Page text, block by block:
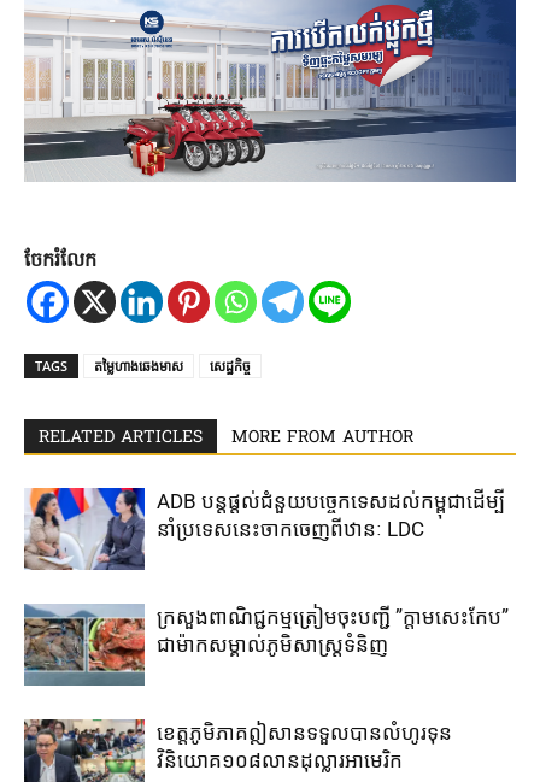
ចែករំលែក
TAGS តម្លៃហាងឆេងមាស សេដ្ឋកិច្ច
RELATED ARTICLES MORE FROM AUTHOR
ADB បន្ត​ផ្តល់​ជំនួយ​បច្ចេកទេស​ដល់​កម្ពុជា​ដើម្បី​
នាំ​ប្រទេស​នេះ​ចាក​ចេញ​ពី​ឋានៈ LDC
ក្រសួងពាណិជ្ជកម្ម​ត្រៀម​ចុះបញ្ជី​ ​”ក្តាមសេះកែប”​
ជា​ម៉ាក​សម្គាល់​ភូមិ​សាស្រ្ត​ទំនិញ​
ខេត្ត​ភូមិភាគឦសាន​ទទួល​បាន​លំហូរទុន​
វិនិយោគ​១០៨​លាន​ដុល្លារ​អាមេរិក​